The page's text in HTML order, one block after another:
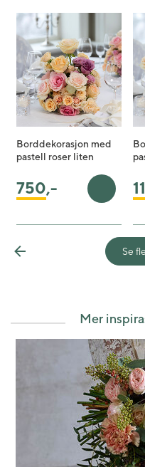
Borddekorasjon med
pastell roser liten
750,- Legg i
Previous Se
Mer